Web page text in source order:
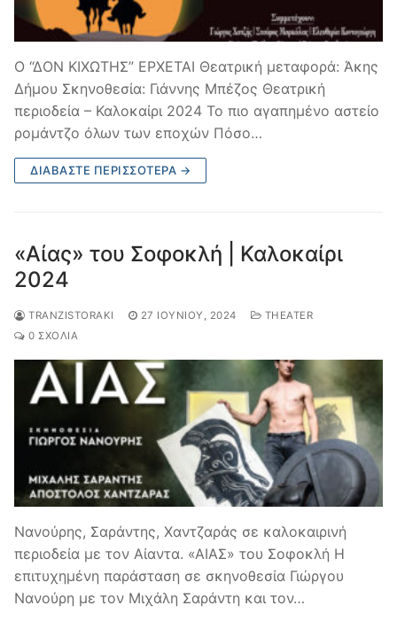
Ο “ΔΟΝ ΚΙΧΩΤΗΣ” ΕΡΧΕΤΑΙ Θεατρική μεταφορά: Άκης
Δήμου Σκηνοθεσία: Γιάννης Μπέζος Θεατρική
περιοδεία – Καλοκαίρι 2024 Το πιο αγαπημένο αστείο
ρομάντζο όλων των εποχών Πόσο…
ΔΙΑΒΆΣΤΕ ΠΕΡΙΣΣΌΤΕΡΑ →
«Αίας» του Σοφοκλή | Καλοκαίρι
2024
TRANZISTORAKI 27 ΙΟΥΝΊΟΥ, 2024
THEATER
0 ΣΧΌΛΙΑ
Νανούρης, Σαράντης, Χαντζαράς σε καλοκαιρινή
περιοδεία με τον Αίαντα. «ΑΙΑΣ» του Σοφοκλή Η
επιτυχημένη παράσταση σε σκηνοθεσία Γιώργου
Νανούρη με τον Μιχάλη Σαράντη και τον…